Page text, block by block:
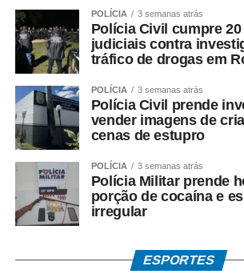
não duráveis, como flores e alimentos,
produtos duráveis, entre eles
eletroeletrônicos e aparelhos celulares.
O Procon de Sorriso reforça que
encontrarem irregularidades ou
seus direitos podem procurar
junto ao órgão. O Procon conta com
Ganha Tempo Central e um posto de
Ganha Tempo da Zona Leste. Para
defesa do consumidor, também é
contato pelo Disk Denúncia 0800 000
POLÍCIA 3 semanas atrás
Polícia Civil cumpre
judiciais contra
tráfico de drogas em
POLÍCIA 3 semanas atrás
Polícia Civil prende
vender imagens de
cenas de estupro
POLÍCIA 3 semanas atrás
Polícia Militar prende
porção de cocaína e
irregular
ESPORTES